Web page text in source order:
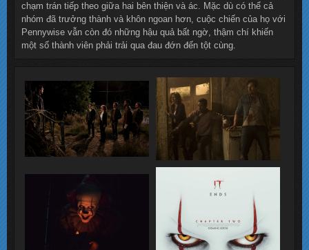
chạm trán tiếp theo giữa hai bên thiện và ác. Mặc dù có thể cả
nhóm đã trưởng thành và khôn ngoan hơn, cuộc chiến của họ với
Pennywise vẫn còn đó những hậu quả bất ngờ, thậm chí khiến
một số thành viên phải trải qua đau đớn đến tột cùng.